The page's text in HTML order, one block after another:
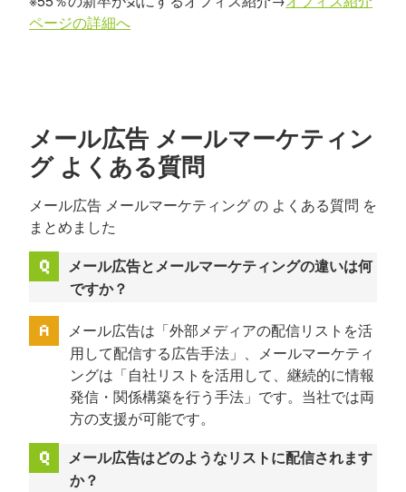
ページの詳細へ
メール広告 メールマーケティン
グ よくある質問
メール広告 メールマーケティング の よくある質問 を
まとめました
メール広告とメールマーケティングの違いは何
ですか？
メール広告は「外部メディアの配信リストを活
用して配信する広告手法」、メールマーケティ
ングは「自社リストを活用して、継続的に情報
発信・関係構築を行う手法」です。当社では両
方の支援が可能です。
メール広告はどのようなリストに配信されます
か？